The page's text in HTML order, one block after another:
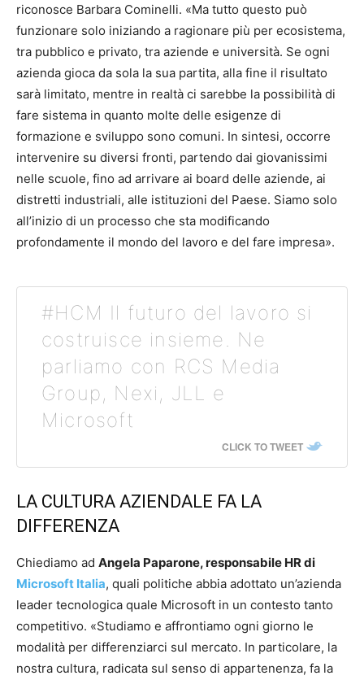
riconosce Barbara Cominelli. «Ma tutto questo può
funzionare solo iniziando a ragionare più per ecosistema,
tra pubblico e privato, tra aziende e università. Se ogni
azienda gioca da sola la sua partita, alla fine il risultato
sarà limitato, mentre in realtà ci sarebbe la possibilità di
fare sistema in quanto molte delle esigenze di
formazione e sviluppo sono comuni. In sintesi, occorre
intervenire su diversi fronti, partendo dai giovanissimi
nelle scuole, fino ad arrivare ai board delle aziende, ai
distretti industriali, alle istituzioni del Paese. Siamo solo
all’inizio di un processo che sta modificando
profondamente il mondo del lavoro e del fare impresa».
#HCM Il futuro del lavoro si
costruisce insieme. Ne
parliamo con RCS Media
Group, Nexi, JLL e
Microsoft
CLICK TO TWEET
LA CULTURA AZIENDALE FA LA
DIFFERENZA
Chiediamo ad Angela Paparone, responsabile HR di
Microsoft Italia, quali politiche abbia adottato un’azienda
leader tecnologica quale Microsoft in un contesto tanto
competitivo. «Studiamo e affrontiamo ogni giorno le
modalità per differenziarci sul mercato. In particolare, la
nostra cultura, radicata sul senso di appartenenza, fa la